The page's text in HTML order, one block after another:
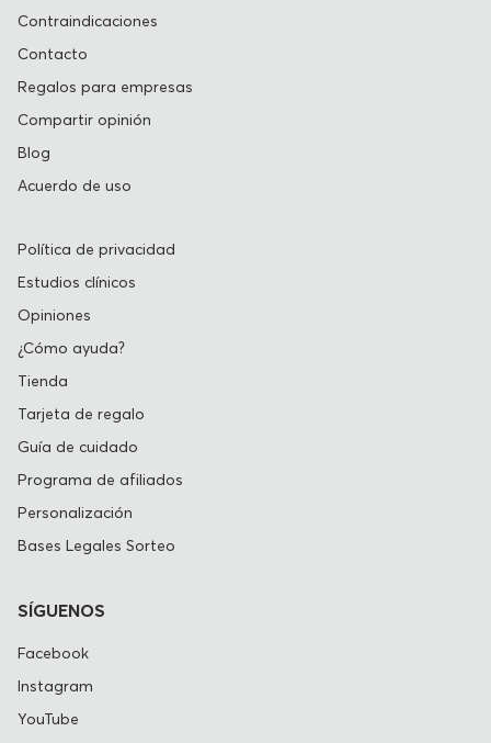
Contraindicaciones
Contacto
Regalos para empresas
Compartir opinión
Blog
Acuerdo de uso
Política de privacidad
Estudios clínicos
Opiniones
¿Cómo ayuda?
Tienda
Tarjeta de regalo
Guía de cuidado
Programa de afiliados
Personalización
Bases Legales Sorteo
SÍGUENOS
Facebook
Instagram
YouTube